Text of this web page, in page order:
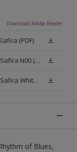
Download Adobe Reader
(PDF)
Veiligheidsinformatieblad Rubbol BL Safira N00 (MSDS)
Veiligheidsinformatieblad Rubbol BL Safira White W05 (MSDS)
of Blues,